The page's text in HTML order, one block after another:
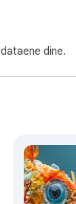
dine.